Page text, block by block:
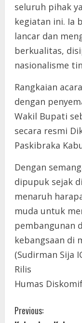
seluruh pihak
kegiatan ini. Ia
lancar dan
berkualitas,
nasionalisme
Rangkaian
dengan
Wakil Bupati
secara resmi
Paskibraka
Dengan
dipupuk sejak
menaruh
muda untuk
pembangunan
kebangsaan di
(Sudirman Sija
Rilis
Humas
C
Previous: